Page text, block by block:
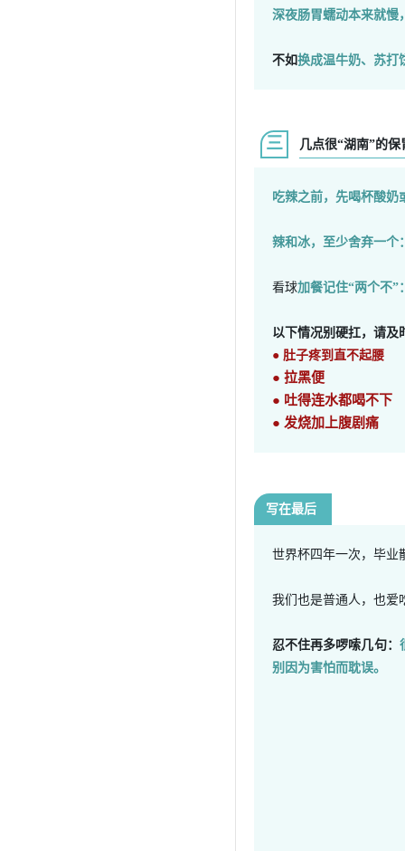
深夜肠胃蠕动本来就慢
不如换成温牛奶、苏打
三 几点很“湖南”的
吃辣之前，先喝杯酸
辣和冰，至少舍弃一个
看球加餐记住“两个不”
以下情况别硬扛，请及
● 肚子疼到直不起腰
● 拉黑便
● 吐得连水都喝不下
● 发烧加上腹剧痛
写在最后
世界杯四年一次，毕业
我们也是普通人，也爱
忍不住再多啰嗦几句：
别因为害怕而耽误。